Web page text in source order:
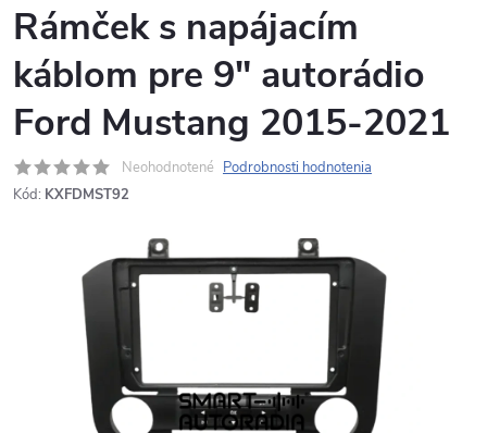
Rámček s napájacím
káblom pre 9" autorádio
Ford Mustang 2015-2021
Neohodnotené Podrobnosti hodnotenia
Kód: KXFDMST92